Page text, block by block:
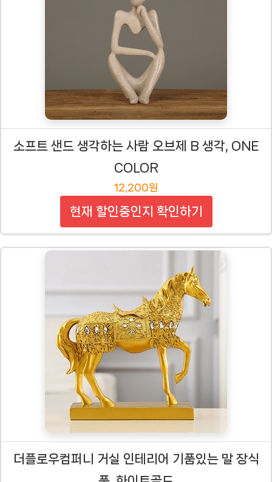
소프트 샌드 생각하는 사람 오브제 B 생각, ONE
COLOR
12,200원
현재 할인중인지 확인하기
더플로우컴퍼니 거실 인테리어 기품있는 말 장식